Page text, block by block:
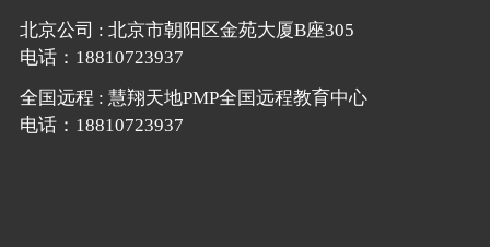
北京公司 : 北京市朝阳区金苑大厦B座305
电话：18810723937
全国远程 : 慧翔天地PMP全国远程教育中心
电话：18810723937